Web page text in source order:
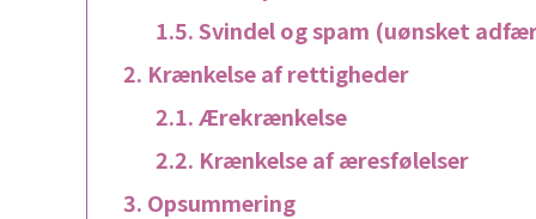
Svindel og spam (uønsket
Krænkelse af rettigheder
Ærekrænkelse
Krænkelse af æresfølelser
Opsummering